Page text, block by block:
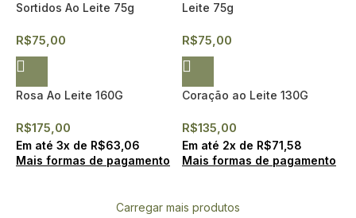
Sortidos Ao Leite 75g
R$75,00
Leite 75g
R$75,00
Rosa Ao Leite 160G
R$175,00
Em até 3x de R$63,06
Mais formas de pagamento
Coração ao Leite 130G
R$135,00
Em até 2x de R$71,58
Mais formas de pagamento
Carregar mais produtos